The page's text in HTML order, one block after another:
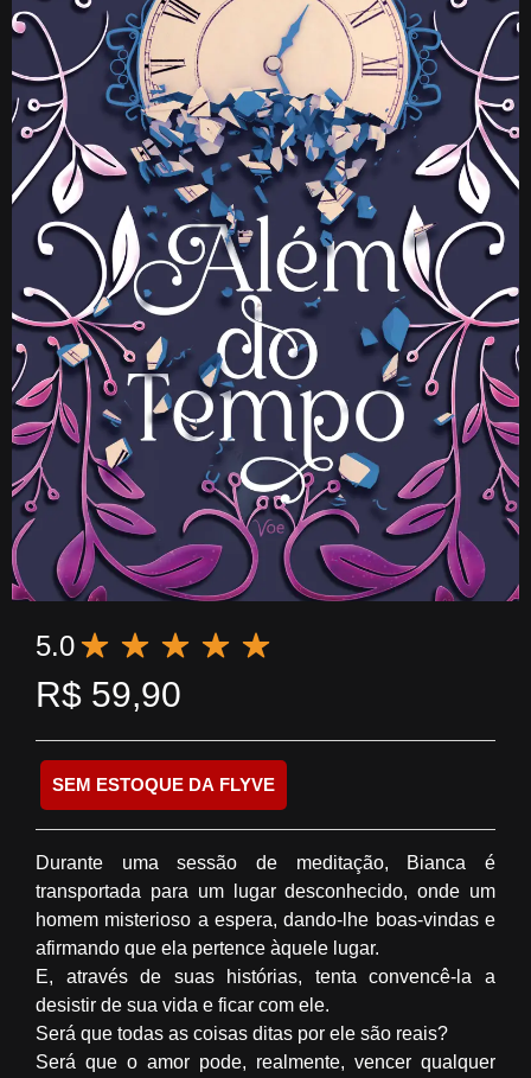
5.0
R$ 59,90
SEM ESTOQUE DA FLYVE
Durante uma sessão de meditação, Bianca é
transportada para um lugar desconhecido, onde um
homem misterioso a espera, dando-lhe boas-vindas e
afirmando que ela pertence àquele lugar.
E, através de suas histórias, tenta convencê-la a
desistir de sua vida e ficar com ele.
Será que todas as coisas ditas por ele são reais?
Será que o amor pode, realmente, vencer qualquer